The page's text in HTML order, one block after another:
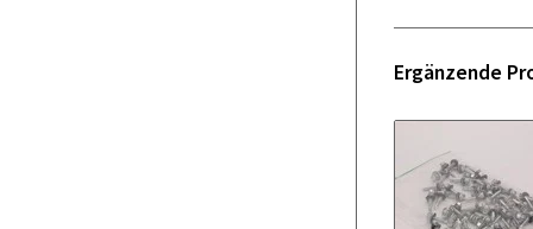
Ergänzende